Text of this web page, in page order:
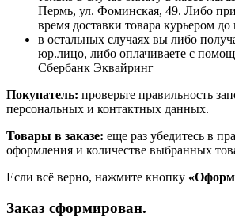
Пермь, ул. Фоминская, 49. Либо
время доставки товара курьером до
в остальных случаях вы либо
юр.лицо, либо оплачиваете с
Сбербанк Эквайринг
Покупатель: проверьте правильность
персональных и контактных данных.
Товары в заказе: еще раз убедитесь в
оформления и количестве выбранных
Если всё верно, нажмите кнопку
Заказ сформирован.